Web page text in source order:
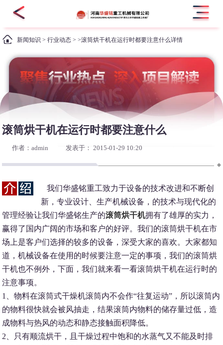
新闻知识 >行业动态 > >滚筒烘干机在运行时都要注意什么详情
滚筒烘干机在运行时都要注意什么
作者：admin 发表于： 2015-01-29 10:20
我们华盛铭重工致力于设备的技术改进和不断创
新，专业设计、生产机械设备，的技术与现代化的
管理经验让我们华盛铭生产的滚筒烘干机拥有了雄厚的实力，
赢得了国内广阔的市场和客户的好评。我们的滚筒烘干机在市
场上是客户们选择的较多的设备，深受大家的喜欢。大家都知
道，机械设备在使用的时候要注意一定的事项，我们的滚筒烘
干机也不例外，下面，我们就来看一看滚筒烘干机在运行时的
注意事项。
1、物料在滚筒式干燥机滚筒内不会作“往复运动”，所以滚筒内
的物料很快就会被风抽走，结果滚筒内物料的储存量过低，造
成物料与热风的动态和静态接触面积降低。
2、只有顺流烘干，且干燥过程中饱和的水蒸气又不能及时排